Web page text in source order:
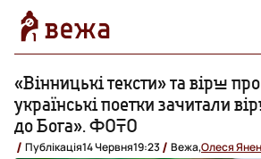
«Вінницькі тексти» та вірш
українські поетки зачитали
до Бога». ФОТО
Публікація14 Червня19:23 Вежа,Олеся